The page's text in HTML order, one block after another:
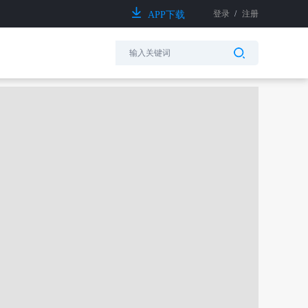
APP下载 登录 / 注册